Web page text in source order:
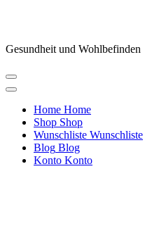
Gesundheit und Wohlbefinden
Home Home
Shop Shop
Wunschliste Wunschliste
Blog Blog
Konto Konto